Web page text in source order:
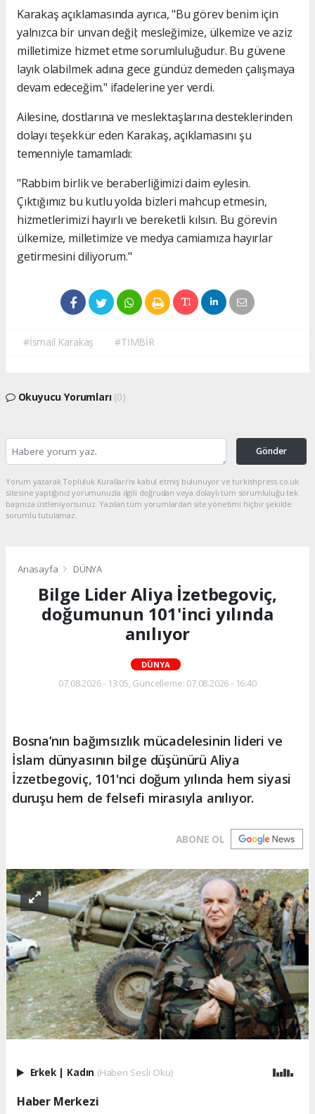
Karakaş açıklamasında ayrıca, "Bu görev benim için
yalnızca bir unvan değil; mesleğimize, ülkemize ve aziz
milletimize hizmet etme sorumluluğudur. Bu güvene
layık olabilmek adına gece gündüz demeden çalışmaya
devam edeceğim." ifadelerine yer verdi.
Ailesine, dostlarına ve meslektaşlarına desteklerinden
dolayı teşekkür eden Karakaş, açıklamasını şu
temenniyle tamamladı:
"Rabbim birlik ve beraberliğimizi daim eylesin.
Çıktığımız bu kutlu yolda bizleri mahcup etmesin,
hizmetlerimizi hayırlı ve bereketli kılsın. Bu görevin
ülkemize, milletimize ve medya camiamıza hayırlar
getirmesini diliyorum."
#İsmail Karakaş #TİMBİR
Okuyucu Yorumları (0)
Gönder
Yorum yazarak Topluluk Kuralları’nı kabul etmiş bulunuyor ve turkishpress.co.uk
sitesine yaptığınız yorumunuzla ilgili doğrudan veya dolaylı tüm sorumluluğu tek
başınıza üstleniyorsunuz. Yazılan tüm yorumlardan site yönetimi hiçbir şekilde
sorumlu tutulamaz.
Anasayfa DÜNYA
Bilge Lider Aliya İzetbegoviç,
doğumunun 101'inci yılında
anılıyor
DÜNYA
07.08.2026 - 13:05, Güncelleme: 07.08.2026 - 16:40
Bosna’nın bağımsızlık mücadelesinin lideri ve
İslam dünyasının bilge düşünürü Aliya
İzzetbegoviç, 101'nci doğum yılında hem siyasi
duruşu hem de felsefi mirasıyla anılıyor.
ABONE OL
Erkek | Kadın (Haberi Sesli Oku)
Haber Merkezi